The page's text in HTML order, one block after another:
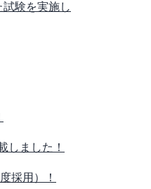
験を実施し
しました！
採用）！